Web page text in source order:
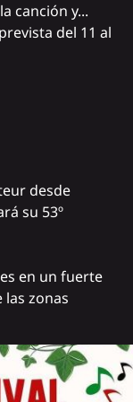
canción y...
del 11 al
desde
su 53º
en un fuerte
zonas